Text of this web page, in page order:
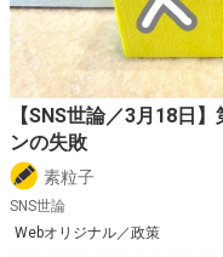
【SNS世論／3月18日
ンの失敗
素粒子
SNS世論
Webオリジナル／政策